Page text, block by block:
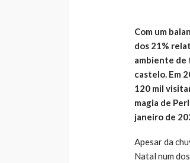
Com um
dos 21%
ambiente de
castelo. Em
120 mil
magia de
janeiro de
Apesar da
Natal num